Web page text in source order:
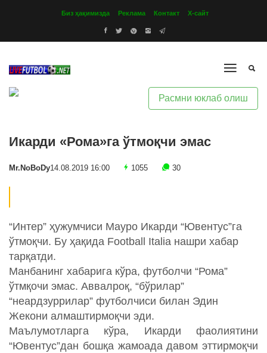
Биз ҳақимизда Реклама Контакт Х-сайт
Расмни юклаб олиш
Икарди «Рома»га ўтмоқчи эмас
Mr.NoBoDy14.08.2019 16:00 1055 30
“Интер” ҳужумчиси Мауро Икарди “Ювентус”га
ўтмоқчи. Бу ҳақида Football Italia нашри хабар
тарқатди.
Манбанинг хабарига кўра, футболчи “Рома”
ўтмқочи эмас. Аввалроқ, “бўрилар”
“неардзуррилар” футболчиси билан Эдин
Жекони алмаштирмоқчи эди.
Маълумотларга кўра, Икарди фаолиятини
“Ювентус”дан бошқа жамоада давом эттирмоқчи